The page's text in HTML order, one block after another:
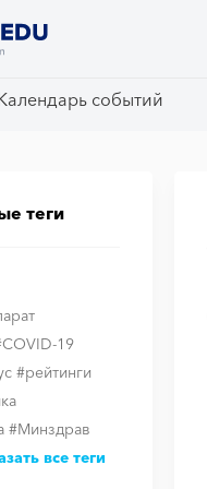
событий
событий
теги
19
#рейтинги
#Минздрав
все теги